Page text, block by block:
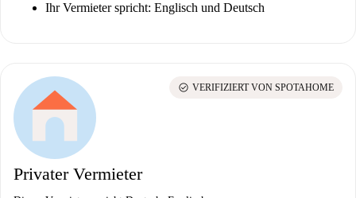
Ihr Vermieter spricht: Englisch und Deutsch
Privater Vermieter
check_circle VERIFIZIERT VON SPOTAHOME